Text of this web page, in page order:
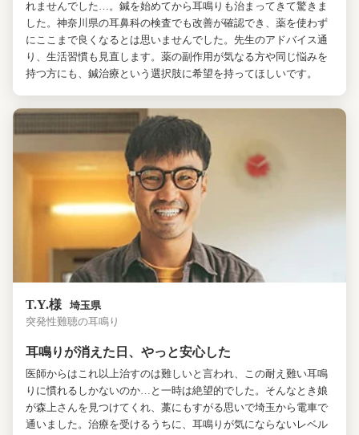
れませんでした…。鍼を始めてから耳鳴りも治まってきて驚きま
した。神奈川県の耳鼻科の検査でも改善が確認でき、薬を使わず
にここまで良くなるとは思いませんでした。先生のアドバイス通
り、生活習慣も見直します。薬の副作用が気なる方や同じ悩みを
持つ方にも、鍼治療という選択肢に希望を持ってほしいです。
T.Y.様 埼玉県
突発性難聴の耳鳴り
耳鳴りが消えた日、やっと安心した
医師からはこれ以上治すのは難しいと言われ、この耐え難い耳鳴
りに慣れるしかないのか…と一時は絶望的でした。そんなとき娘
が森上さんを見つけてくれ、藁にもすがる思いで埼玉から電車で
通いました。治療を受けるうちに、耳鳴りが気にならないレベル